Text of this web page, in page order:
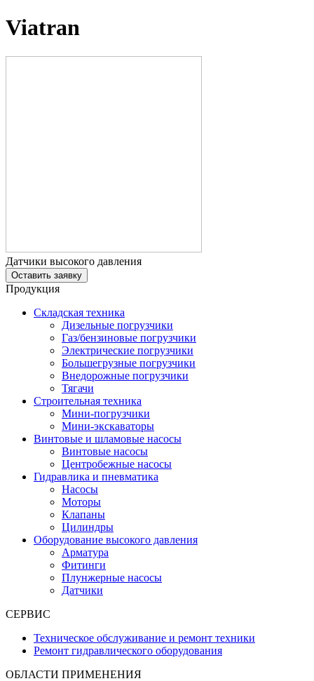
Viatran
Датчики высокого давления
Оставить заявку
Продукция
Складская техника
Дизельные погрузчики
Газ/бензиновые погрузчики
Электрические погрузчики
Большегрузные погрузчики
Внедорожные погрузчики
Тягачи
Строительная техника
Мини-погрузчики
Мини-экскаваторы
Винтовые и шламовые насосы
Винтовые насосы
Центробежные насосы
Гидравлика и пневматика
Насосы
Моторы
Клапаны
Цилиндры
Оборудование высокого давления
Арматура
Фитинги
Плунжерные насосы
Датчики
СЕРВИС
Техническое обслуживание и ремонт техники
Ремонт гидравлического оборудования
ОБЛАСТИ ПРИМЕНЕНИЯ